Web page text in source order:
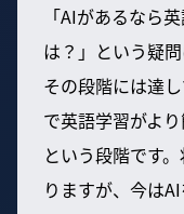
「AIがあるなら
は？」という疑
その段階には達
で英語学習がよ
という段階です
りますが、今は